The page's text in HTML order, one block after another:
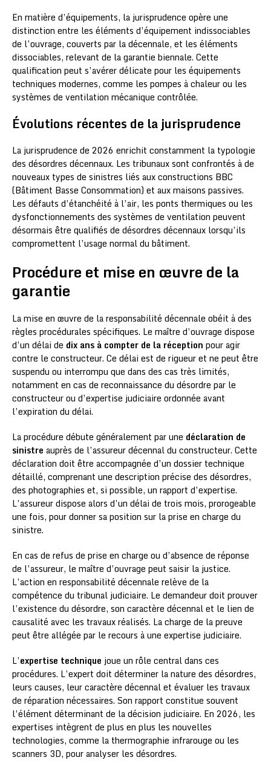
En matière d’équipements, la jurisprudence opère une
distinction entre les éléments d’équipement indissociables
de l’ouvrage, couverts par la décennale, et les éléments
dissociables, relevant de la garantie biennale. Cette
qualification peut s’avérer délicate pour les équipements
techniques modernes, comme les pompes à chaleur ou les
systèmes de ventilation mécanique contrôlée.
Évolutions récentes de la jurisprudence
La jurisprudence de 2026 enrichit constamment la typologie
des désordres décennaux. Les tribunaux sont confrontés à de
nouveaux types de sinistres liés aux constructions BBC
(Bâtiment Basse Consommation) et aux maisons passives.
Les défauts d’étanchéité à l’air, les ponts thermiques ou les
dysfonctionnements des systèmes de ventilation peuvent
désormais être qualifiés de désordres décennaux lorsqu’ils
compromettent l’usage normal du bâtiment.
Procédure et mise en œuvre de la
garantie
La mise en œuvre de la responsabilité décennale obéit à des
règles procédurales spécifiques. Le maître d’ouvrage dispose
d’un délai de dix ans à compter de la réception pour agir
contre le constructeur. Ce délai est de rigueur et ne peut être
suspendu ou interrompu que dans des cas très limités,
notamment en cas de reconnaissance du désordre par le
constructeur ou d’expertise judiciaire ordonnée avant
l’expiration du délai.
La procédure débute généralement par une déclaration de
sinistre auprès de l’assureur décennal du constructeur. Cette
déclaration doit être accompagnée d’un dossier technique
détaillé, comprenant une description précise des désordres,
des photographies et, si possible, un rapport d’expertise.
L’assureur dispose alors d’un délai de trois mois, prorogeable
une fois, pour donner sa position sur la prise en charge du
sinistre.
En cas de refus de prise en charge ou d’absence de réponse
de l’assureur, le maître d’ouvrage peut saisir la justice.
L’action en responsabilité décennale relève de la
compétence du tribunal judiciaire. Le demandeur doit prouver
l’existence du désordre, son caractère décennal et le lien de
causalité avec les travaux réalisés. La charge de la preuve
peut être allégée par le recours à une expertise judiciaire.
L’expertise technique joue un rôle central dans ces
procédures. L’expert doit déterminer la nature des désordres,
leurs causes, leur caractère décennal et évaluer les travaux
de réparation nécessaires. Son rapport constitue souvent
l’élément déterminant de la décision judiciaire. En 2026, les
expertises intègrent de plus en plus les nouvelles
technologies, comme la thermographie infrarouge ou les
scanners 3D, pour analyser les désordres.